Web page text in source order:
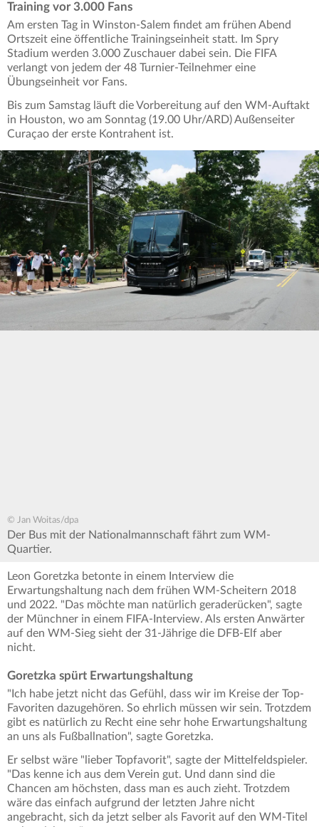
Training vor 3.000 Fans
Am ersten Tag in Winston-Salem findet am frühen Abend
Ortszeit eine öffentliche Trainingseinheit statt. Im Spry
Stadium werden 3.000 Zuschauer dabei sein. Die FIFA
verlangt von jedem der 48 Turnier-Teilnehmer eine
Übungseinheit vor Fans.
Bis zum Samstag läuft die Vorbereitung auf den WM-Auftakt
in Houston, wo am Sonntag (19.00 Uhr/ARD) Außenseiter
Curaçao der erste Kontrahent ist.
© Jan Woitas/dpa
Der Bus mit der Nationalmannschaft fährt zum WM-
Quartier.
Leon Goretzka betonte in einem Interview die
Erwartungshaltung nach dem frühen WM-Scheitern 2018
und 2022. "Das möchte man natürlich geraderücken", sagte
der Münchner in einem FIFA-Interview. Als ersten Anwärter
auf den WM-Sieg sieht der 31-Jährige die DFB-Elf aber
nicht.
Goretzka spürt Erwartungshaltung
"Ich habe jetzt nicht das Gefühl, dass wir im Kreise der Top-
Favoriten dazugehören. So ehrlich müssen wir sein. Trotzdem
gibt es natürlich zu Recht eine sehr hohe Erwartungshaltung
an uns als Fußballnation", sagte Goretzka.
Er selbst wäre "lieber Topfavorit", sagte der Mittelfeldspieler.
"Das kenne ich aus dem Verein gut. Und dann sind die
Chancen am höchsten, dass man es auch zieht. Trotzdem
wäre das einfach aufgrund der letzten Jahre nicht
angebracht, sich da jetzt selber als Favorit auf den WM-Titel